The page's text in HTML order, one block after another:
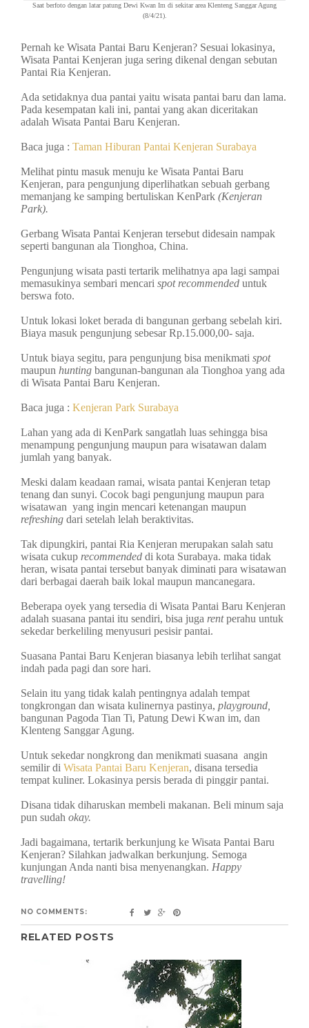
Saat berfoto dengan latar patung Dewi Kwan Im di sekitar area Klenteng Sanggar Agung
(8/4/21).
Pernah ke Wisata Pantai Baru Kenjeran? Sesuai lokasinya,
Wisata Pantai Kenjeran juga sering dikenal dengan sebutan
Pantai Ria Kenjeran.
Ada setidaknya dua pantai yaitu wisata pantai baru dan lama.
Pada kesempatan kali ini, pantai yang akan diceritakan
adalah Wisata Pantai Baru Kenjeran.
Baca juga : Taman Hiburan Pantai Kenjeran Surabaya
Melihat pintu masuk menuju ke Wisata Pantai Baru
Kenjeran, para pengunjung diperlihatkan sebuah gerbang
memanjang ke samping bertuliskan KenPark (Kenjeran
Park).
Gerbang Wisata Pantai Kenjeran tersebut didesain nampak
seperti bangunan ala Tionghoa, China.
Pengunjung wisata pasti tertarik melihatnya apa lagi sampai
memasukinya sembari mencari spot recommended untuk
berswa foto.
Untuk lokasi loket berada di bangunan gerbang sebelah kiri.
Biaya masuk pengunjung sebesar Rp.15.000,00- saja.
Untuk biaya segitu, para pengunjung bisa menikmati spot
maupun hunting bangunan-bangunan ala Tionghoa yang ada
di Wisata Pantai Baru Kenjeran.
Baca juga : Kenjeran Park Surabaya
Lahan yang ada di KenPark sangatlah luas sehingga bisa
menampung pengunjung maupun para wisatawan dalam
jumlah yang banyak.
Meski dalam keadaan ramai, wisata pantai Kenjeran tetap
tenang dan sunyi. Cocok bagi pengunjung maupun para
wisatawan yang ingin mencari ketenangan maupun
refreshing dari setelah lelah beraktivitas.
Tak dipungkiri, pantai Ria Kenjeran merupakan salah satu
wisata cukup recommended di kota Surabaya. maka tidak
heran, wisata pantai tersebut banyak diminati para wisatawan
dari berbagai daerah baik lokal maupun mancanegara.
Beberapa oyek yang tersedia di Wisata Pantai Baru Kenjeran
adalah suasana pantai itu sendiri, bisa juga rentperahu untuk
sekedar berkeliling menyusuri pesisir pantai.
Suasana Pantai Baru Kenjeran biasanya lebih terlihat sangat
indah pada pagi dan sore hari.
Selain itu yang tidak kalah pentingnya adalah tempat
tongkrongan dan wisata kulinernya pastinya, playground,
bangunan Pagoda Tian Ti, Patung Dewi Kwan im, dan
Klenteng Sanggar Agung.
Untuk sekedar nongkrong dan menikmati suasana angin
semilir di Wisata Pantai Baru Kenjeran, disana tersedia
tempat kuliner. Lokasinya persis berada di pinggir pantai.
Disana tidak diharuskan membeli makanan. Beli minum saja
pun sudah okay.
Jadi bagaimana, tertarik berkunjung ke Wisata Pantai Baru
Kenjeran? Silahkan jadwalkan berkunjung. Semoga
kunjungan Anda nanti bisa menyenangkan. Happy
travelling!
NO COMMENTS:
RELATED POSTS